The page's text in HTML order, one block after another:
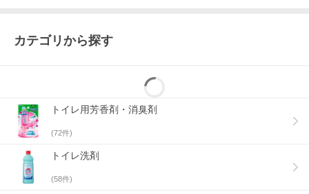
カテゴリから探す
トイレ用芳香剤・消臭剤
(72件)
トイレ洗剤
(58件)